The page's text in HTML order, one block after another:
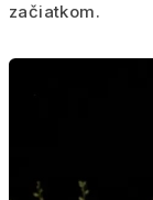
začiatkom.